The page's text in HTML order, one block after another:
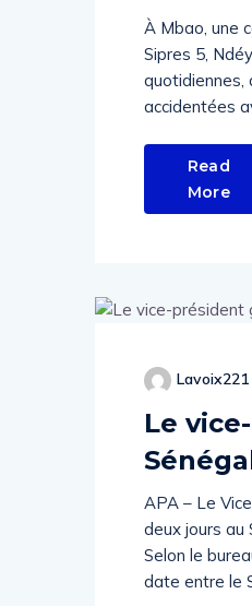
À Mbao, une
Sipres 5,
quotidiennes,
accidentées
Read
More
Lavoix221
Le
APA – Le
deux jours au
Selon le
date entre le